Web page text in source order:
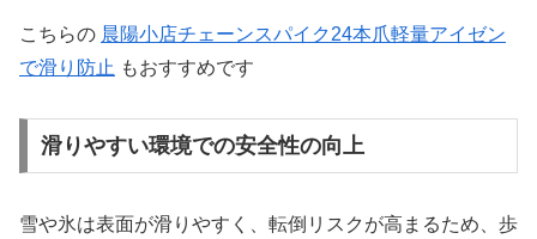
こちらの 晨陽小店チェーンスパイク24本爪軽量アイゼン
で滑り防止 もおすすめです
滑りやすい環境での安全性の向上
雪や氷は表面が滑りやすく、転倒リスクが高まるため、歩